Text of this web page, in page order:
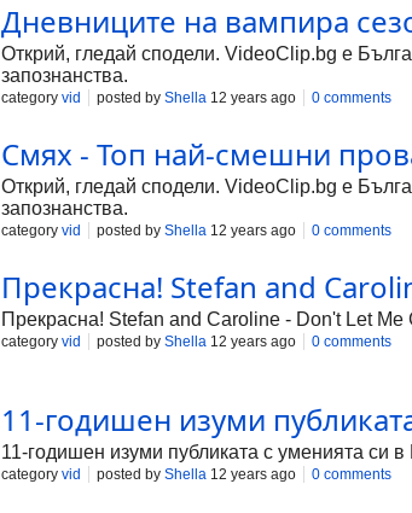
Дневниците на вампира
Открий, гледай сподели. VideoClip.bg е
запознанства.
category vid posted by Shella 12 years ago 0 comments
Смях - Топ най-смешни
Открий, гледай сподели. VideoClip.bg е
запознанства.
category vid posted by Shella 12 years ago 0 comments
Прекрасна! Stefan and
Прекрасна! Stefan and Caroline - Don't Let Me
category vid posted by Shella 12 years ago 0 comments
11-годишен изуми
11-годишен изуми публиката с уменията си
category vid posted by Shella 12 years ago 0 comments